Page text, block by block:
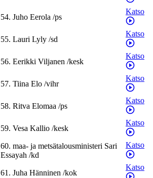
54. Juho Eerola /ps
Katso
55. Lauri Lyly /sd
Katso
56. Eerikki Viljanen /kesk
Katso
57. Tiina Elo /vihr
Katso
58. Ritva Elomaa /ps
Katso
59. Vesa Kallio /kesk
Katso
60. maa- ja metsätalousministeri Sari
Essayah /kd
Katso
61. Juha Hänninen /kok
Katso